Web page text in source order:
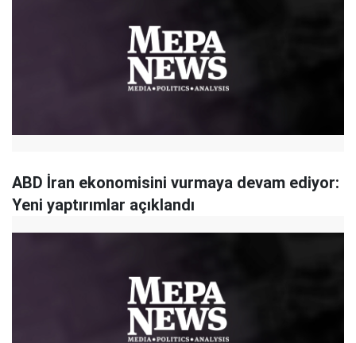
ABD İran ekonomisini vurmaya devam ediyor:
Yeni yaptırımlar açıklandı